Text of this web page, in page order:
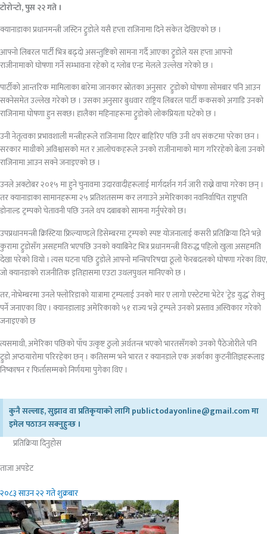
टोरोन्टो, पुस २२ गते ।
क्यानाडाका प्रधानमन्त्री जस्टिन ट्रुडोले यसै हप्ता राजिनामा दिने संकेत देखिएको छ ।
आफ्नो लिबरल पार्टी भित्र बढ्दो असन्तुष्टिको सामना गर्दै आएका ट्रुडोले यस हप्ता आफ्नो
राजीनामाको घोषणा गर्ने सम्भावना रहेको द ग्लोब एन्ड मेलले उल्लेख गरेको छ ।
पार्टीको आन्तरिक मामिलाका बारेमा जानकार स्रोतका अनुसार ट्रुडोको घोषणा सोमबार पनि आउन
सक्नेसमेत उल्लेख गरेको छ । उसका अनुसार बुधवार राष्ट्रिय लिबरल पार्टी ककसको अगाडि उनको
राजिनामा घोषणा हुन सक्छ। हालैका महिनाहरूमा ट्रुडोको लोकप्रियता घटेको छ ।
उनी नेतृत्वका प्रभावशाली मन्त्रीहरूले राजिनामा दिएर बाहिरिए पछि उनी थप संकटमा परेका छन ।
सरकार माथीको अविश्वासको मत र आलोचकहरूले उनको राजीनामाको माग गरिरहेको बेला उनको
राजिनामा आउन सक्ने जनाइएको छ ।
उनले अक्टोबर २०१५ मा हुने चुनावमा उदारवादीहरूलाई मार्गदर्शन गर्न जारी राख्ने वाचा गरेका छन् ।
तर क्यानाडाका सामानहरूमा २५ प्रतिशतसम्म कर लगाउने अमेरिकाका नवनिर्वाचित राष्ट्रपति
डोनाल्ड ट्रम्पको चेतावनी पछि उनले थप दबाबको सामना गर्नुपरेको छ।
उपप्रधानमन्त्री क्रिस्टिया फ्रिल्याण्डले डिसेम्बरमा ट्रम्पको स्पष्ट योजनालाई कसरी प्रतिक्रिया दिने भन्ने
कुरामा ट्रुडोसँग असहमति भएपछि उनको क्याबिनेट भित्र प्रधानमन्त्री विरुद्ध पहिलो खुला असहमति
देखा परेको थियो । त्यस घटना पछि ट्रुडोले आफ्नो मन्त्रिपरिषद्मा ठूलो फेरबदलको घोषणा गरेका थिए,
जो क्यानडाको राजनीतिक इतिहासमा एउटा उथलपुथल मानिएको छ ।
तर, नोभेम्बरमा उनले फ्लोरिडाको यात्रामा ट्रम्पलाई उनको मार ए लागो एस्टेटमा भेटेर ‘ट्रेड युद्ध’ रोक्नु
पर्ने जनाएका थिए । क्यानडालाइ अमेरिकाको ५१ राज्य भन्ने ट्रम्पले उनको प्रस्ताव अस्विकार गरेको
जनाइएको छ
त्यसमाथी, अमेरिका पछिको पाँच उत्कृष्ट ठुलो अर्थतन्त्र भएको भारतसँगको उनको पैठेजोरीले पनि
ट्रुडो अप्ठयारोमा परिरहेका छन् । कतिसम्म भने भारत र क्यानडाले एक अर्काका कुटनीतिज्ञहरूलाइ
निष्काषन र फिर्तासम्मको निर्णयमा पुगेका थिए ।
कुनै सल्लाह, सुझाव वा प्रतिकृयाको लागि publictodayonline@gmail.com मा
इमेल पठाउन सक्नुहुन्छ ।
प्रतिक्रिया दिनुहोस​
ताजा अपडेट
२०८३ साउन २२ गते शुक्रबार